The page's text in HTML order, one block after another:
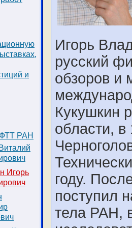
и
РАН
Игорь
Игорь
русский
обзоров и
Кукушкин
области, в
году.
поступил
тела РАН,